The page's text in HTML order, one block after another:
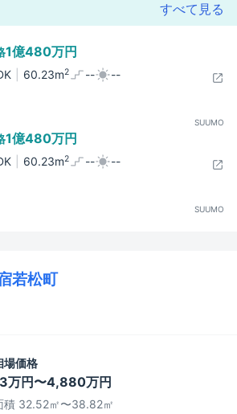
すべて見る
1億480万円
60.23m2 -- --
SUUMO
1億480万円
60.23m2 -- --
SUUMO
若松町
場価格
万円〜4,880万円
積 32.52㎡〜38.82㎡